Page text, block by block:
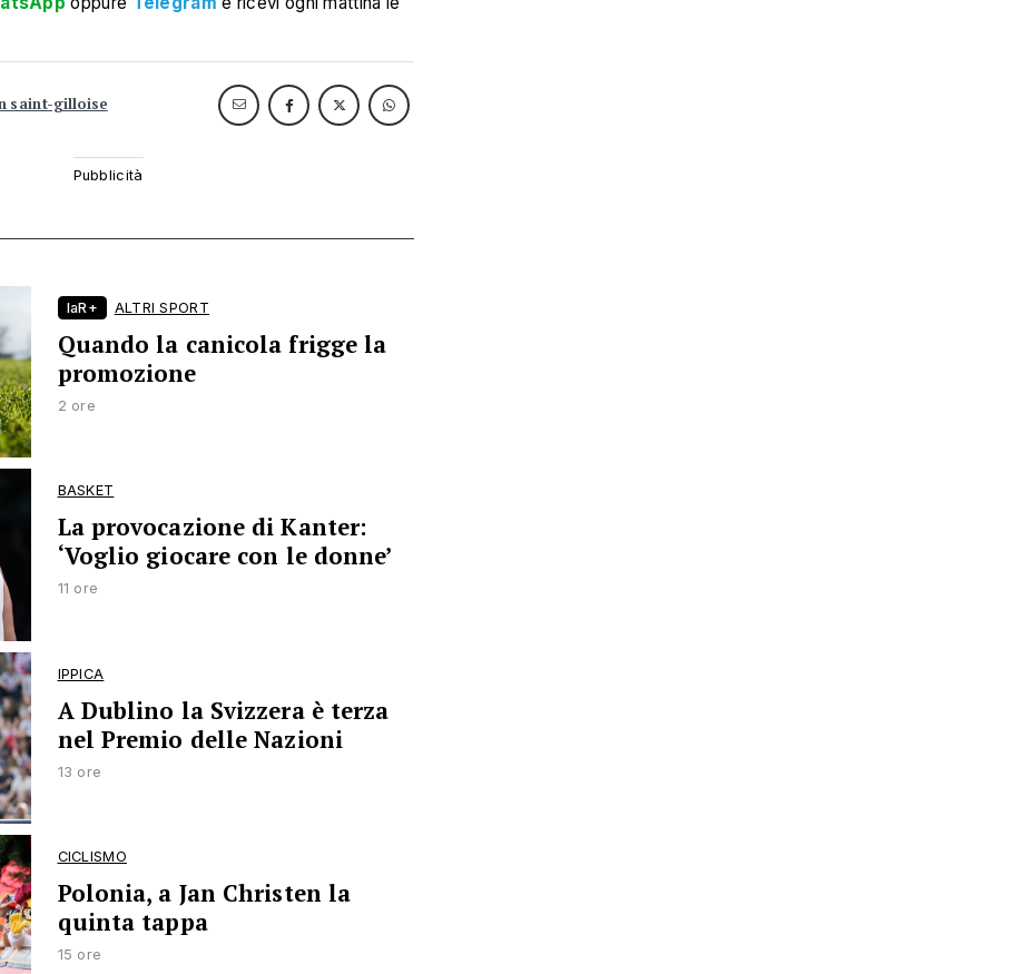
saint-gilloise
laR+ ALTRI SPORT
Quando la canicola frigge la
promozione
2 ore
BASKET
La provocazione di Kanter:
‘Voglio giocare con le donne’
11 ore
IPPICA
A Dublino la Svizzera è terza
nel Premio delle Nazioni
13 ore
CICLISMO
Polonia, a Jan Christen la
quinta tappa
15 ore